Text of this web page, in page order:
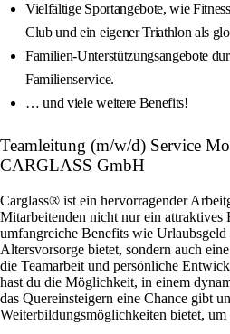
Vielfältige Sportangebote, wie
Club und ein eigener Triathlon als
Familien-Unterstützungsangebote
Familienservice.
… und viele weitere Benefits!
Teamleitung (m/w/d) Service
CARGLASS GmbH
Carglass® ist ein hervorragender
Mitarbeitenden nicht nur ein attraktives
umfangreiche Benefits wie
Altersvorsorge bietet, sondern auch
die Teamarbeit und persönliche
hast du die Möglichkeit, in einem
das Quereinsteigern eine Chance gibt
Weiterbildungsmöglichkeiten bietet,